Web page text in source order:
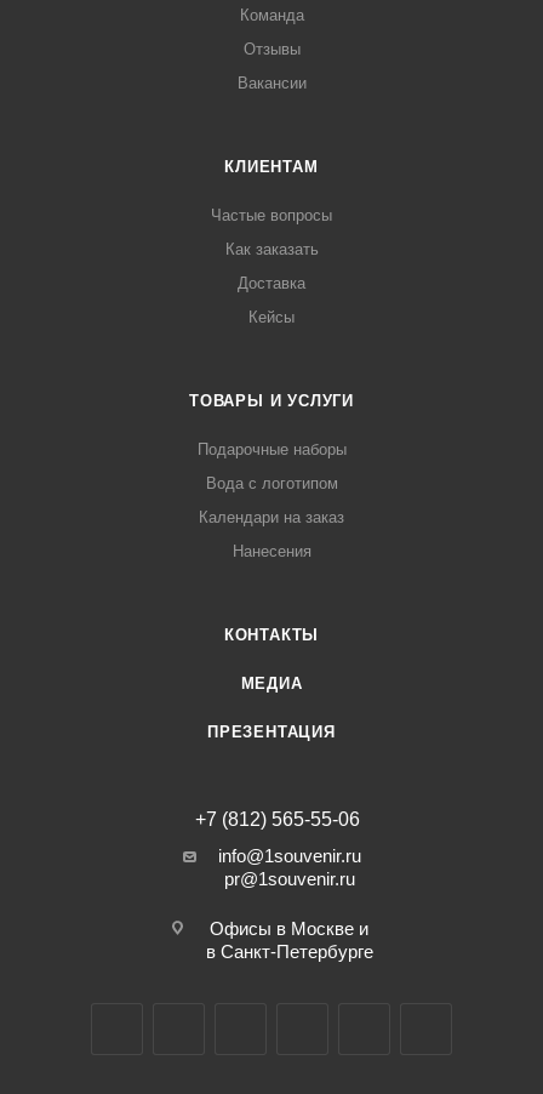
Команда
Отзывы
Вакансии
КЛИЕНТАМ
Частые вопросы
Как заказать
Доставка
Кейсы
ТОВАРЫ И УСЛУГИ
Подарочные наборы
Вода с логотипом
Календари на заказ
Нанесения
КОНТАКТЫ
МЕДИА
ПРЕЗЕНТАЦИЯ
+7 (812) 565-55-06
info@1souvenir.ru
pr@1souvenir.ru
Офисы в Москве и
в Санкт-Петербурге